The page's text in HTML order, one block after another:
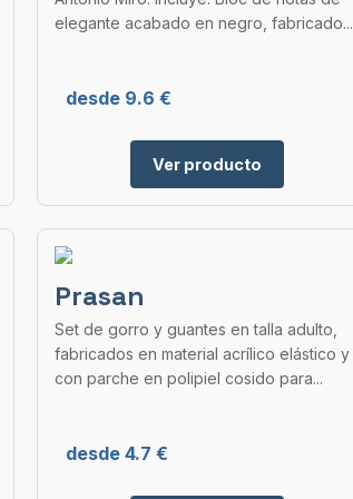
elegante acabado en negro, fabricado...
desde 9.6 €
Ver producto
Prasan
Set de gorro y guantes en talla adulto,
fabricados en material acrílico elástico y
con parche en polipiel cosido para...
desde 4.7 €